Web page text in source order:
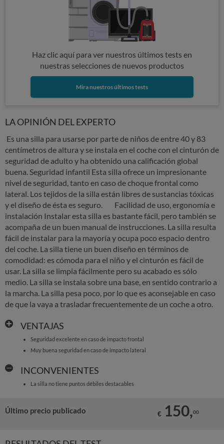
Haz clic aquí para ver nuestros últimos tests en
nuestras selecciones de nuevos productos
Mira nuestros últimos tests
LA OPINIÓN DEL EXPERTO
Es una silla para usarse por parte de niños de entre 40 y 83
centímetros de altura y se instala en el coche con el cinturón de
seguridad de adulto y ha obtenido una calificación global
buena. Seguridad infantil Esta silla ofrece un impresionante
nivel de seguridad, tanto en caso de choque frontal como
lateral. Los tejidos de la silla están libres de sustancias tóxicas
y el diseño de ésta es seguro. Facilidad de uso, ergonomía e
instalación Instalar esta silla es bastante fácil, pero también se
acompaña de un buen manual de instrucciones. La silla resulta
fácil de instalar para la mayoría y ocupa poco espacio dentro
del coche. La silla tiene un buen diseño en términos de
comodidad: es cómoda para el niño y el cinturón es fácil de
usar. La silla se limpia fácilmente pero su acabado es sólo
medio. La silla se instala sobre una base, en sentido contrario a
la marcha. La silla pesa poco, por lo que es aconsejable en caso
de que la vaya a trasladar frecuentemente de un coche a otro.
VENTAJAS
Seguridad excelente en caso de impacto frontal
Muy buena seguridad en caso de impacto lateral
INCONVENIENTES
La silla no tiene puntos débiles destacables
Último precio publicado € 150,00